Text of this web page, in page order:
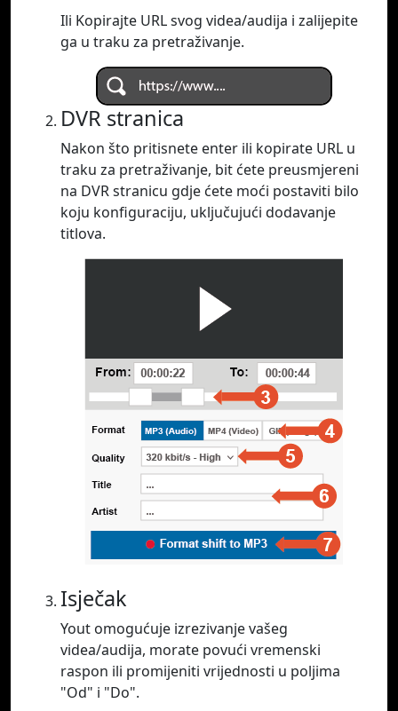
Ili Kopirajte URL svog videa/audija i zalijepite
ga u traku za pretraživanje.
DVR stranica
Nakon što pritisnete enter ili kopirate URL u
traku za pretraživanje, bit ćete preusmjereni
na DVR stranicu gdje ćete moći postaviti bilo
koju konfiguraciju, uključujući dodavanje
titlova.
Isječak
Yout omogućuje izrezivanje vašeg
videa/audija, morate povući vremenski
raspon ili promijeniti vrijednosti u poljima
"Od" i "Do".